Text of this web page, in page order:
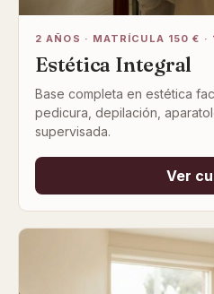
2 AÑOS · MATRÍCULA 150 € ·
Estética Integral
Base completa en estética
pedicura, depilación,
supervisada.
Ver